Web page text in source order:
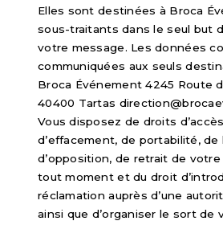
Elles sont destinées à Broca
sous-traitants dans le seul but
votre message. Les données
communiquées aux seuls
Broca Événement 4245 Route
40400 Tartas
Vous disposez de droits
d’effacement, de portabilité, de
d’opposition, de retrait de
tout moment et du droit
réclamation auprès d’une
ainsi que d’organiser le sort de